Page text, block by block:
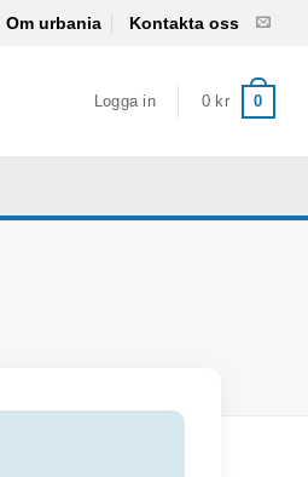
Om urbania Kontakta oss
Logga in 0 kr 0